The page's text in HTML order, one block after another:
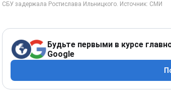
Будьте первыми в курсе
Google